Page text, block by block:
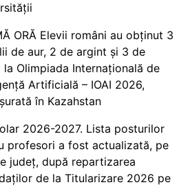
ORĂ Elevii români au obținut 3
de aur, 2 de argint și 3 de
la Olimpiada Internațională de
Artificială – IOAI 2026,
în Kazahstan
2026-2027. Lista posturilor
profesori a fost actualizată, pe
județ, după repartizarea
de la Titularizare 2026 pe